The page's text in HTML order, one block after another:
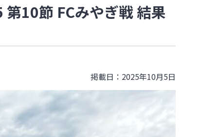
10節 FCみやぎ戦 結果
掲載日：2025年10月5日